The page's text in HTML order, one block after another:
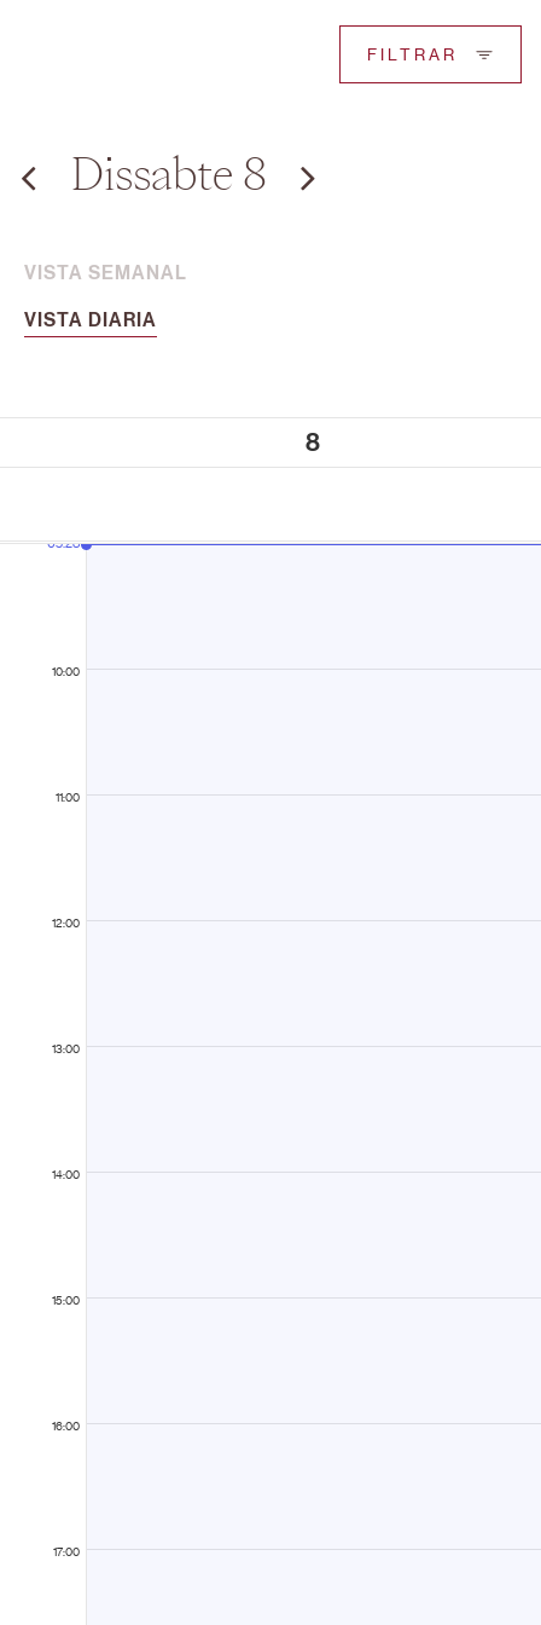
FILTRAR
Dissabte 8
VISTA SEMANAL
VISTA DIARIA
8
10:00
11:00
12:00
13:00
14:00
15:00
16:00
17:00
05:28